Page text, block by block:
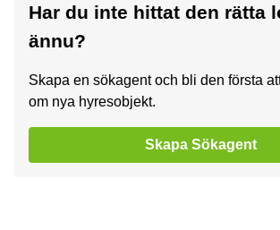
Har du inte hittat den rätta
ännu?
Skapa en sökagent och bli den första
om nya hyresobjekt.
Skapa Sökagent